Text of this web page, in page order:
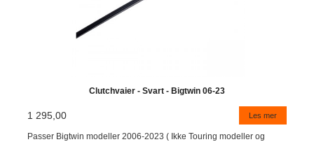
Clutchvaier - Svart - Bigtwin 06-23
1 295,00 Les mer
Passer Bigtwin modeller 2006-2023 ( Ikke Touring modeller og